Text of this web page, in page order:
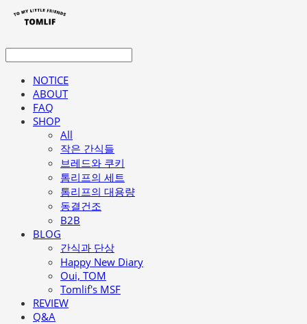
NOTICE
ABOUT
FAQ
SHOP
All
작은 간식들
브레드와 쿠키
톰리프의 세트
톰리프의 대용량
동결건조
B2B
BLOG
간식과 단상
Happy New Diary
Oui, TOM
Tomlif's MSF
REVIEW
Q&A